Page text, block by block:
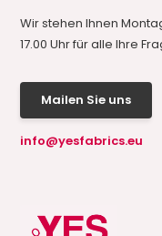
Wir stehen Ihnen
17.00 Uhr für alle Ihre
Mailen Sie uns
info@yesfabrics.eu